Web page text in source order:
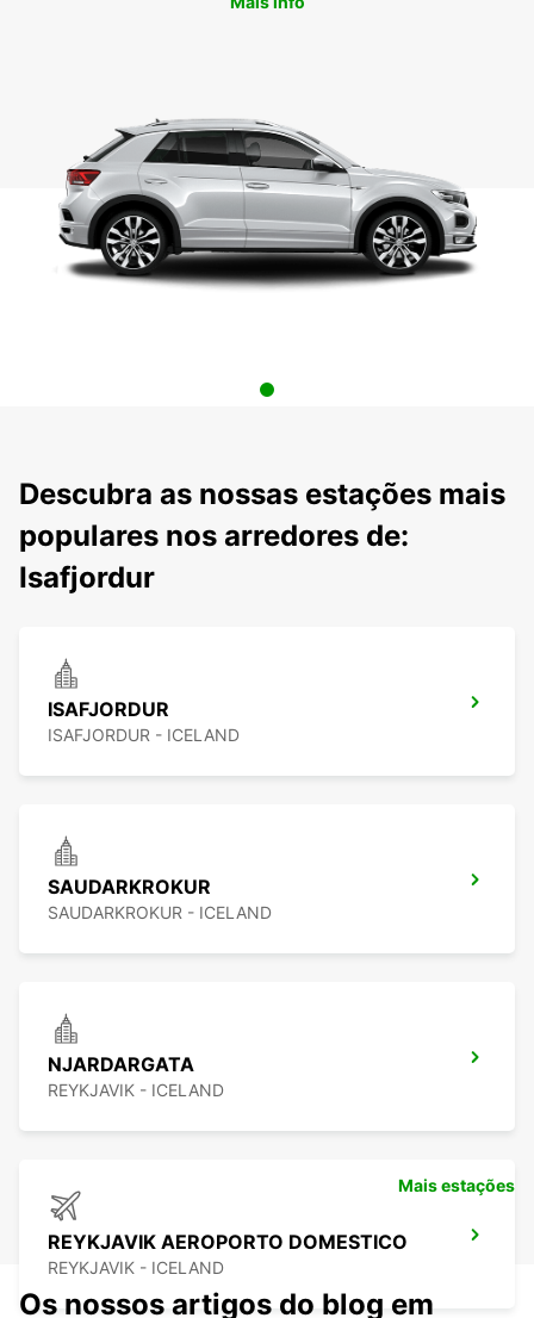
Descubra as nossas estações mais
populares nos arredores de:
Isafjordur
ISAFJORDUR
ISAFJORDUR - ICELAND
SAUDARKROKUR
SAUDARKROKUR - ICELAND
NJARDARGATA
REYKJAVIK - ICELAND
REYKJAVIK AEROPORTO DOMESTICO
REYKJAVIK - ICELAND
Mais estações
Os nossos artigos do blog em